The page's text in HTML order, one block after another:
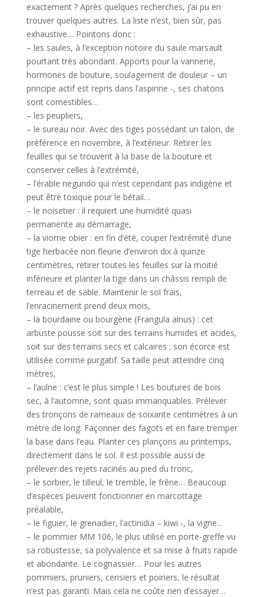
exactement ? Après quelques recherches, j’ai pu en
trouver quelques autres. La liste n’est, bien sûr, pas
exhaustive… Pointons donc :
– les saules, à l’exception notoire du saule marsault
pourtant très abondant. Apports pour la vannerie,
hormones de bouture, soulagement de douleur – un
principe actif est repris dans l’aspirine -, ses chatons
sont comestibles…
– les peupliers,
– le sureau noir. Avec des tiges possédant un talon, de
préférence en novembre, à l’extérieur. Retirer les
feuilles qui se trouvent à la base de la bouture et
conserver celles à l’extrémité,
– l’érable negundo qui n’est cependant pas indigène et
peut être toxique pour le bétail…
– le noisetier : il requiert une humidité quasi
permanente au démarrage,
– la viorne obier : en fin d’été, couper l’extrémité d’une
tige herbacée non fleurie d’environ dix à quinze
centimètres, retirer toutes les feuilles sur la moitié
inférieure et planter la tige dans un châssis rempli de
terreau et de sable. Maintenir le sol frais,
l’enracinement prend deux mois,
– la bourdaine ou bourgène (Frangula alnus) : cet
arbuste pousse soit sur des terrains humides et acides,
soit sur des terrains secs et calcaires ; son écorce est
utilisée comme purgatif. Sa taille peut atteindre cinq
mètres,
– l’aulne : c’est le plus simple ! Les boutures de bois
sec, à l’automne, sont quasi immanquables. Prélever
des tronçons de rameaux de soixante centimètres à un
mètre de long. Façonner des fagots et en faire tremper
la base dans l’eau. Planter ces plançons au printemps,
directement dans le sol. Il est possible aussi de
prélever des rejets racinés au pied du tronc,
– le sorbier, le tilleul, le tremble, le frêne… Beaucoup
d’espèces peuvent fonctionner en marcottage
préalable,
– le figuier, le grenadier, l’actinidia – kiwi -, la vigne…
– le pommier MM 106, le plus utilisé en porte-greffe vu
sa robustesse, sa polyvalence et sa mise à fruits rapide
et abondante. Le cognassier… Pour les autres
pommiers, pruniers, cerisiers et poiriers, le résultat
n’est pas garanti. Mais cela ne coûte rien d’essayer…